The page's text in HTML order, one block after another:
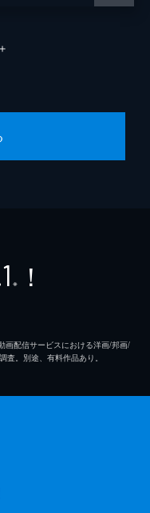
＋
※ ！
配信サービスにおける洋画/邦画/
。別途、有料作品あり。